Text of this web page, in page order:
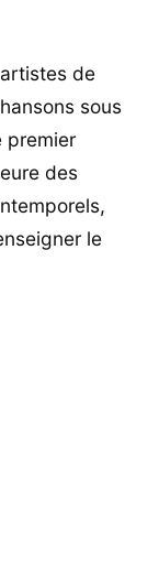
de
sous
premier
des
le